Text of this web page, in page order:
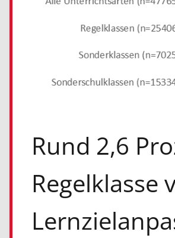
Rund 2,6
Regelklasse